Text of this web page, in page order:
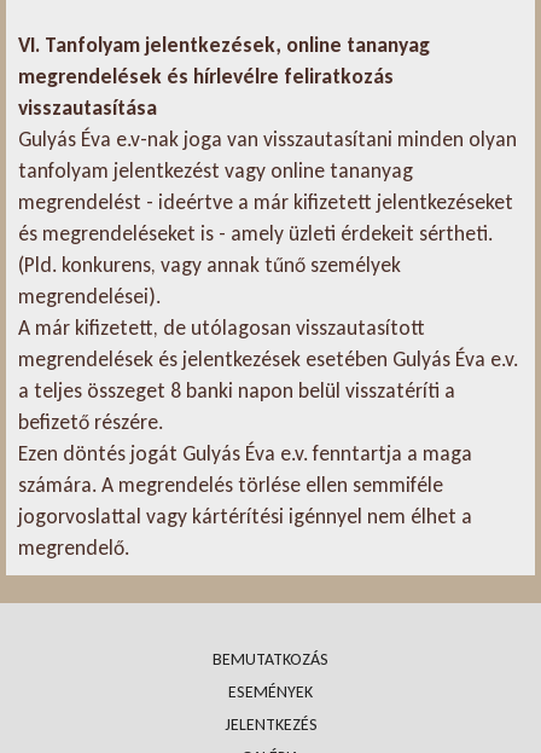
VI. Tanfolyam jelentkezések, online tananyag
megrendelések és hírlevélre feliratkozás
visszautasítása
Gulyás Éva e.v-nak joga van visszautasítani minden olyan
tanfolyam jelentkezést vagy online tananyag
megrendelést - ideértve a már kifizetett jelentkezéseket
és megrendeléseket is - amely üzleti érdekeit sértheti.
(Pld. konkurens, vagy annak tűnő személyek
megrendelései).
A már kifizetett, de utólagosan visszautasított
megrendelések és jelentkezések esetében Gulyás Éva e.v.
a teljes összeget 8 banki napon belül visszatéríti a
befizető részére.
Ezen döntés jogát Gulyás Éva e.v. fenntartja a maga
számára. A megrendelés törlése ellen semmiféle
jogorvoslattal vagy kártérítési igénnyel nem élhet a
megrendelő.
BEMUTATKOZÁS
ESEMÉNYEK
JELENTKEZÉS